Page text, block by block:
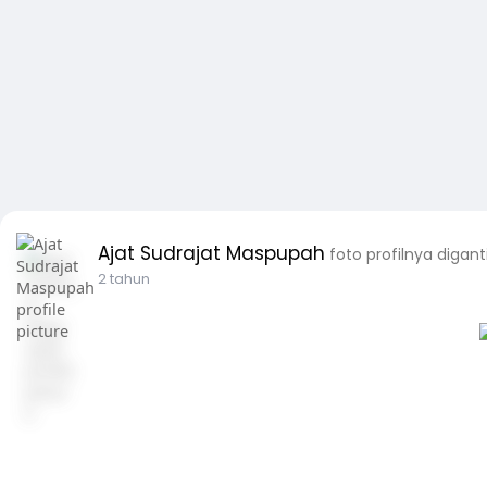
Ajat Sudrajat Maspupah foto profilnya
2 tahun